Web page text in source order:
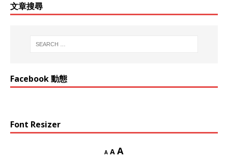
文章搜尋
Facebook 動態
Font Resizer
A A A